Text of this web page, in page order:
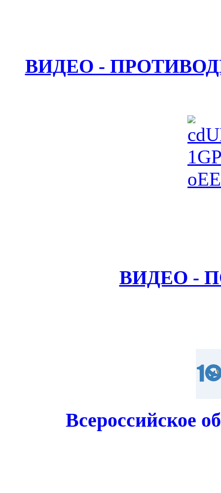
ВИДЕО -
ВИДЕО -
Всероссийское